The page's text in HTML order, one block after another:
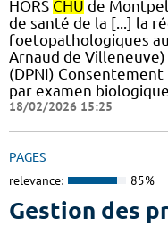
HORS CHU de
de santé de la [...] la
foetopathologiques au
Arnaud de
(DPNI)
par examen biologique
18/02/2026 15:25
PAGES
relevance: 85%
Gestion des